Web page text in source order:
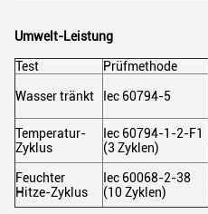
Umwelt-Leistung
Test Prüfmethode
Wasser tränkt Iec 60794-5
Temperatur-
Zyklus
Iec 60794-1-2-F1
(3 Zyklen)
Feuchter
Hitze-Zyklus
Iec 60068-2-38
(10 Zyklen)